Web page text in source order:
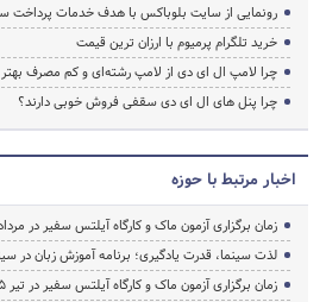
رونمایی از سایت بلوباکس با هدف خدمات پرداخت
خرید تلگرام پرمیوم با ارزان ترین قیمت
چرا لامپ ال ای دی از لامپ رشته‌ای و کم مصرف
چرا پنل های ال ای دی سقفی فروش خوبی دارند؟
اخبار مرتبط با حوزه
زمان برگزاری آزمون ماک و کارگاه آیلتس سفیر در مرداد
لذت سینما، قدرت یادگیری؛ برنامه آموزش زبان در
زمان برگزاری آزمون ماک و کارگاه آیلتس سفیر در تیر 1405